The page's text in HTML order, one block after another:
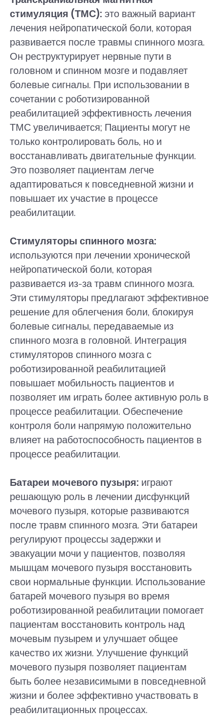
стимуляция (ТМС): это важный вариант
лечения нейропатической боли, которая
развивается после травмы спинного мозга.
Он реструктурирует нервные пути в
головном и спинном мозге и подавляет
болевые сигналы. При использовании в
сочетании с роботизированной
реабилитацией эффективность лечения
ТМС увеличивается; Пациенты могут не
только контролировать боль, но и
восстанавливать двигательные функции.
Это позволяет пациентам легче
адаптироваться к повседневной жизни и
повышает их участие в процессе
реабилитации.
Стимуляторы спинного мозга:
используются при лечении хронической
нейропатической боли, которая
развивается из-за травм спинного мозга.
Эти стимуляторы предлагают эффективное
решение для облегчения боли, блокируя
болевые сигналы, передаваемые из
спинного мозга в головной. Интеграция
стимуляторов спинного мозга с
роботизированной реабилитацией
повышает мобильность пациентов и
позволяет им играть более активную роль в
процессе реабилитации. Обеспечение
контроля боли напрямую положительно
влияет на работоспособность пациентов в
процессе реабилитации.
Батареи мочевого пузыря: играют
решающую роль в лечении дисфункций
мочевого пузыря, которые развиваются
после травм спинного мозга. Эти батареи
регулируют процессы задержки и
эвакуации мочи у пациентов, позволяя
мышцам мочевого пузыря восстановить
свои нормальные функции. Использование
батарей мочевого пузыря во время
роботизированной реабилитации помогает
пациентам восстановить контроль над
мочевым пузырем и улучшает общее
качество их жизни. Улучшение функций
мочевого пузыря позволяет пациентам
быть более независимыми в повседневной
жизни и более эффективно участвовать в
реабилитационных процессах.